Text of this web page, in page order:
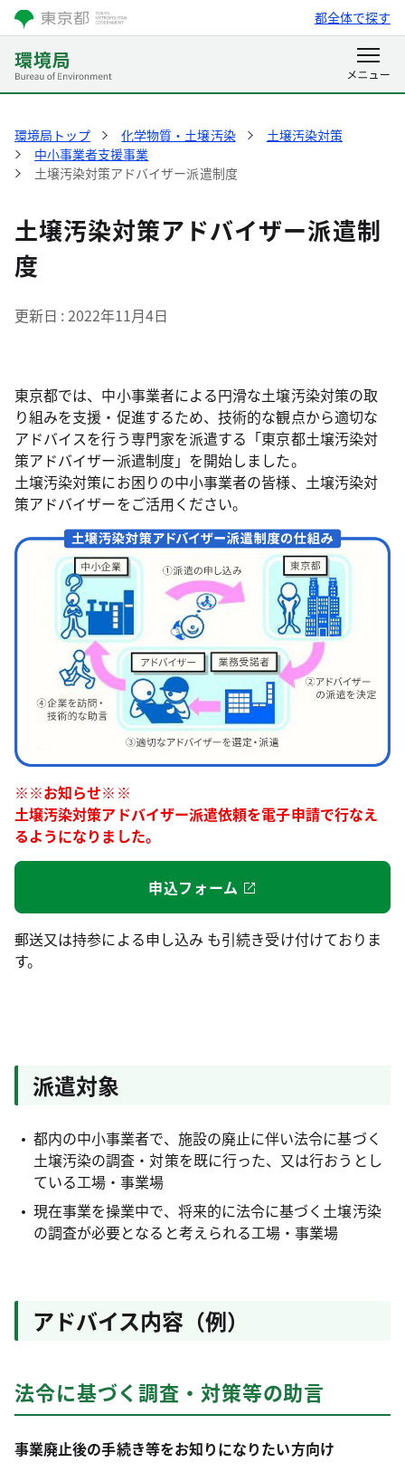
都全体で探す
環境局トップ 化学物質・土壌汚染
土壌汚染対策
中小事業者支援事業
土壌汚染対策アドバイザー派遣制度
土壌汚染対策アドバイザー派遣制
度
更新日 2022年11月4日
東京都では、中小事業者による円滑な土壌汚染対策の取
り組みを支援・促進するため、技術的な観点から適切な
アドバイスを行う専門家を派遣する「東京都土壌汚染対
策アドバイザー派遣制度」を開始しました。
土壌汚染対策にお困りの中小事業者の皆様、土壌汚染対
策アドバイザーをご活用ください。
※※お知らせ※※
土壌汚染対策アドバイザー派遣依頼を電子申請で行なえ
るようになりました。
申込フォーム
郵送又は持参による申し込み も引続き受け付けておりま
す。
派遣対象
都内の中小事業者で、施設の廃止に伴い法令に基づく
土壌汚染の調査・対策を既に行った、又は行おうとし
ている工場・事業場
現在事業を操業中で、将来的に法令に基づく土壌汚染
の調査が必要となると考えられる工場・事業場
アドバイス内容（例）
法令に基づく調査・対策等の助言
事業廃止後の手続き等をお知りになりたい方向け